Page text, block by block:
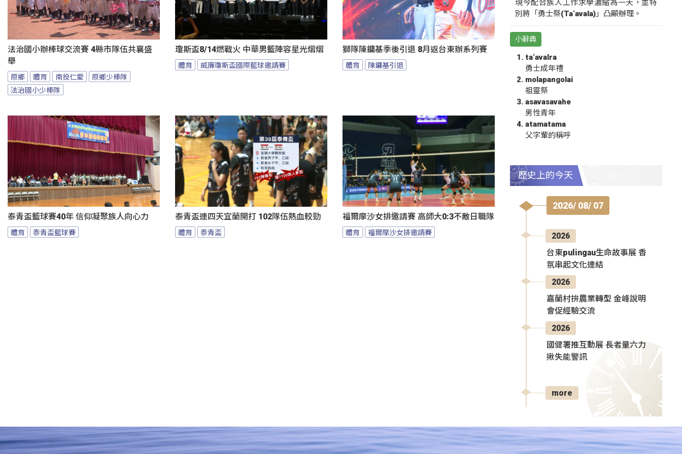
法治國小辦棒球交流賽 4縣市隊伍共襄盛
舉
原鄉 體育 南投仁愛
原鄉少棒隊
法治國小少棒隊
瓊斯盃8/14燃戰火 中華男籃陣容星光熠熠
體育 威廉瓊斯盃國際籃球邀請賽
獅隊陳鏞基季後引退 8月返台東辦系列賽
體育 陳鏞基引退
泰青盃籃球賽40年 信仰凝聚族人向心力
體育 泰青盃籃球賽
泰青盃連四天宜蘭開打 102隊伍熱血較勁
體育 泰青盃
福爾摩沙女排邀請賽 高師大0:3不敵日職隊
體育 福爾摩沙女排邀請賽
現今配合族人工作求學濃縮為一天，並特
別將「勇士祭(Ta‘avala)」凸顯辦理。
小辭典
ta‘avalra
勇士成年禮
molapangolai
祖靈祭
asavasavahe
男性青年
atamatama
父字輩的稱呼
歷史上的今天
2026/ 08/ 07
2026
台東pulingau生命故事展 香
氛串起文化連結
2026
嘉蘭村拚農業轉型 金峰說明
會促經驗交流
2026
國健署推互動展 長者量六力
揪失能警訊
more